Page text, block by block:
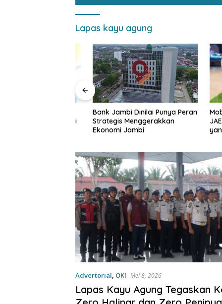
Lapas kayu agung
Bank Jambi Dinilai Punya Peran
Strategis Menggerakkan
Ekonomi Jambi
Mobil
yang
Advertorial, OKI Mei 8, 2026
Lapas Kayu Agung Tegaskan